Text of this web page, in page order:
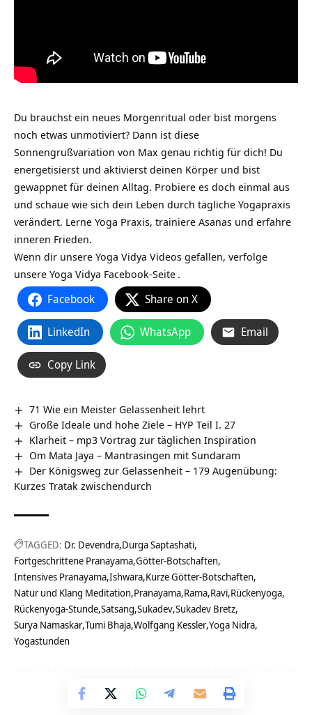
Du brauchst ein neues Morgenritual oder bist morgens
noch etwas unmotiviert? Dann ist diese
Sonnengrußvariation von Max genau richtig für dich! Du
energetisierst und aktivierst deinen Körper und bist
gewappnet für deinen Alltag. Probiere es doch einmal aus
und schaue wie sich dein Leben durch tägliche Yogapraxis
verändert. Lerne Yoga Praxis, trainiere Asanas und erfahre
inneren Frieden.
Wenn dir unsere Yoga Vidya Videos gefallen, verfolge
unsere Yoga Vidya Facebook-Seite .
Facebook Share on X
LinkedIn WhatsApp Email
Copy Link
71 Wie ein Meister Gelassenheit lehrt
Große Ideale und hohe Ziele – HYP Teil I. 27
Klarheit – mp3 Vortrag zur täglichen Inspiration
Om Mata Jaya – Mantrasingen mit Sundaram
Der Königsweg zur Gelassenheit – 179 Augenübung:
Kurzes Tratak zwischendurch
TAGGED: Dr. Devendra Durga Saptashati
Fortgeschrittene Pranayama Götter-Botschaften
Intensives Pranayama Ishwara Kurze Götter-Botschaften
Natur und Klang Meditation Pranayama Rama Ravi Rückenyoga
Rückenyoga-Stunde Satsang Sukadev Sukadev Bretz
Surya Namaskar Tumi Bhaja Wolfgang Kessler Yoga Nidra
Yogastunden
Dein Feedback?